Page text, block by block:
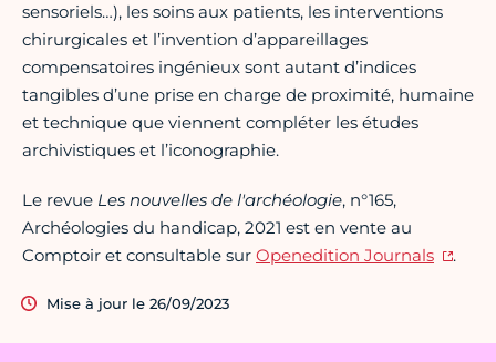
sensoriels…), les soins aux patients, les interventions
chirurgicales et l’invention d’appareillages
compensatoires ingénieux sont autant d’indices
tangibles d’une prise en charge de proximité, humaine
et technique que viennent compléter les études
archivistiques et l’iconographie.
Le revue Les nouvelles de l'archéologie, n°165,
Archéologies du handicap, 2021 est en vente au
Comptoir et consultable sur Openedition Journals .
Mise à jour le 26/09/2023